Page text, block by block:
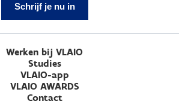
Schrijf je nu in
Werken bij VLAIO
Studies
VLAIO-app
VLAIO AWARDS
Contact